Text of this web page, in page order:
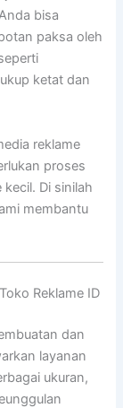
bisa
paksa oleh
ketat dan
reklame
proses
Di sinilah
membantu
Reklame ID
dan
layanan
ukuran,